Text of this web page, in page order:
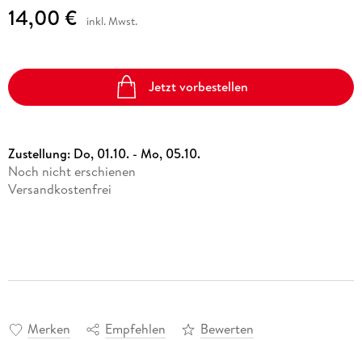
14,00 € inkl. Mwst.
Jetzt vorbestellen
Zustellung: Do, 01.10. - Mo, 05.10.
Noch nicht erschienen
Versandkostenfrei
Merken Empfehlen Bewerten